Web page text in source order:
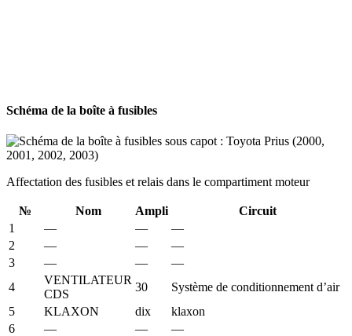
Schéma de la boîte à fusibles
Affectation des fusibles et relais dans le compartiment moteur
№ Nom Ampli
Circuit
1
— —
—
2
— —
—
3
— —
—
4
VENTILATEUR
CDS
30
Système de conditionnement d’air
5
KLAXON dix
klaxon
6
— —
—